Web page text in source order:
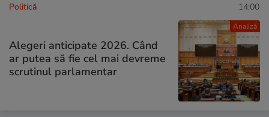
Analiză
Politică 14:00
Alegeri anticipate 2026. Când
ar putea să fie cel mai devreme
scrutinul parlamentar